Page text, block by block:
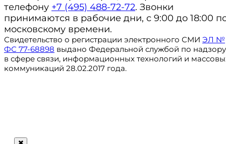
телефону +7 (495) 488-72-72. Звонки
принимаются в рабочие дни, с 9:00 до 18:00
московскому времени.
Свидетельство о регистрации электронного СМИ ЭЛ №
ФС 77-68898 выдано Федеральной службой по надзору
в сфере связи, информационных технологий и
коммуникаций 28.02.2017 года.